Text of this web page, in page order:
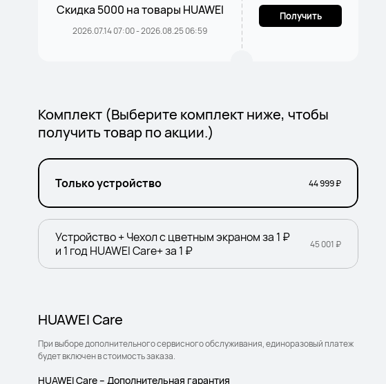
Скидка 5000 на товары HUAWEI
2026.07.14 07:00 - 2026.08.25 06:59
Получить
Комплект (Выберите комплект ниже, чтобы
получить товар по акции.)
Только устройство 44 999 ₽
Устройство + Чехол с цветным экраном за 1 ₽
и 1 год HUAWEI Care+ за 1 ₽
45 001 ₽
HUAWEI Care
При выборе дополнительного сервисного обслуживания, единоразовый платеж
будет включен в стоимость заказа.
HUAWEI Care – Дополнительная гарантия